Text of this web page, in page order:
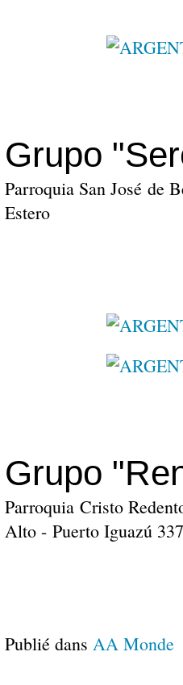
Grupo
Parroquia San José de
Estero
Grupo
Parroquia Cristo
Alto - Puerto Iguazú
Publié dans AA Monde